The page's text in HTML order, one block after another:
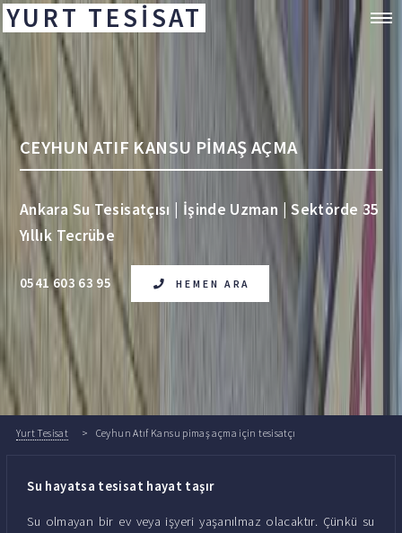
YURT TESİSAT
CEYHUN ATIF KANSU PİMAŞ AÇMA
Ankara Su Tesisatçısı | İşinde Uzman | Sektörde 35
Yıllık Tecrübe
0541 603 63 95 HEMEN ARA
Yurt Tesisat Ceyhun Atıf Kansu pimaş açma için tesisatçı
Su hayatsa tesisat hayat taşır
Su olmayan bir ev veya işyeri yaşanılmaz olacaktır. Çünkü su